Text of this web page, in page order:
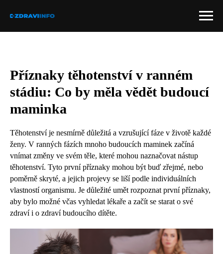
Příznaky těhotenství v ranném
stádiu: Co by měla vědět budoucí
maminka
Těhotenství je nesmírně důležitá a vzrušující fáze v životě každé
ženy. V ranných fázích mnoho budoucích maminek začíná
vnímat změny ve svém těle, které mohou naznačovat nástup
těhotenství. Tyto první příznaky mohou být buď zřejmé, nebo
poměrně skryté, a jejich projevy se liší podle individuálních
vlastností organismu. Je důležité umět rozpoznat první příznaky,
aby bylo možné včas vyhledat lékaře a začít se starat o své
zdraví i o zdraví budoucího dítěte.